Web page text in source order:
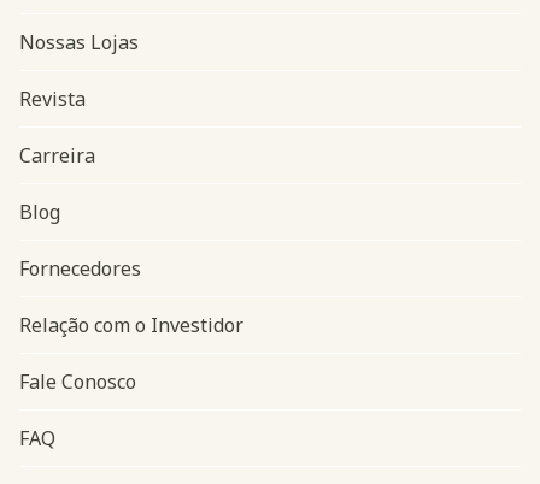
Navegação do rodapé
Nossas Lojas
Revista
Carreira
Blog
Fornecedores
Relação com o Investidor
Fale Conosco
FAQ